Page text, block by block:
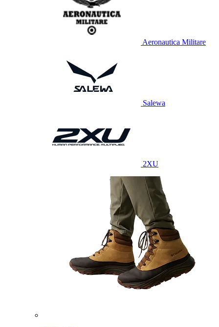
Aeronautica Militare
Salewa
2XU